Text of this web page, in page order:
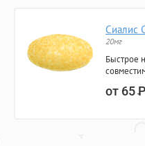
Сиалис
20мг
Быстрое
от 65Р